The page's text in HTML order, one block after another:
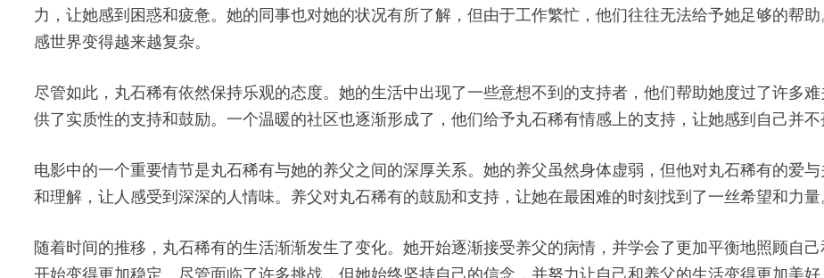
力，让她感到困惑和疲惫。她的同事也对她的状况有所了解，但由于工作繁忙，他们往往无法给予她足够的帮
感世界变得越来越复杂。
尽管如此，丸石稀有依然保持乐观的态度。她的生活中出现了一些意想不到的支持者，他们帮助她度过了许多
供了实质性的支持和鼓励。一个温暖的社区也逐渐形成了，他们给予丸石稀有情感上的支持，让她感到自己并不
电影中的一个重要情节是丸石稀有与她的养父之间的深厚关系。她的养父虽然身体虚弱，但他对丸石稀有的爱
和理解，让人感受到深深的人情味。养父对丸石稀有的鼓励和支持，让她在最困难的时刻找到了一丝希望和力量
随着时间的推移，丸石稀有的生活渐渐发生了变化。她开始逐渐接受养父的病情，并学会了更加平衡地照顾自